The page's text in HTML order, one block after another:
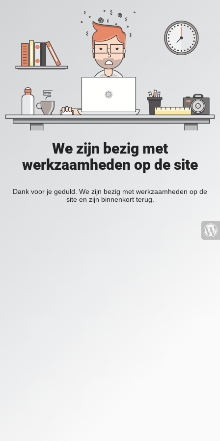
We zijn bezig met
werkzaamheden op de site
Dank voor je geduld. We zijn bezig met werkzaamheden op de
site en zijn binnenkort terug.